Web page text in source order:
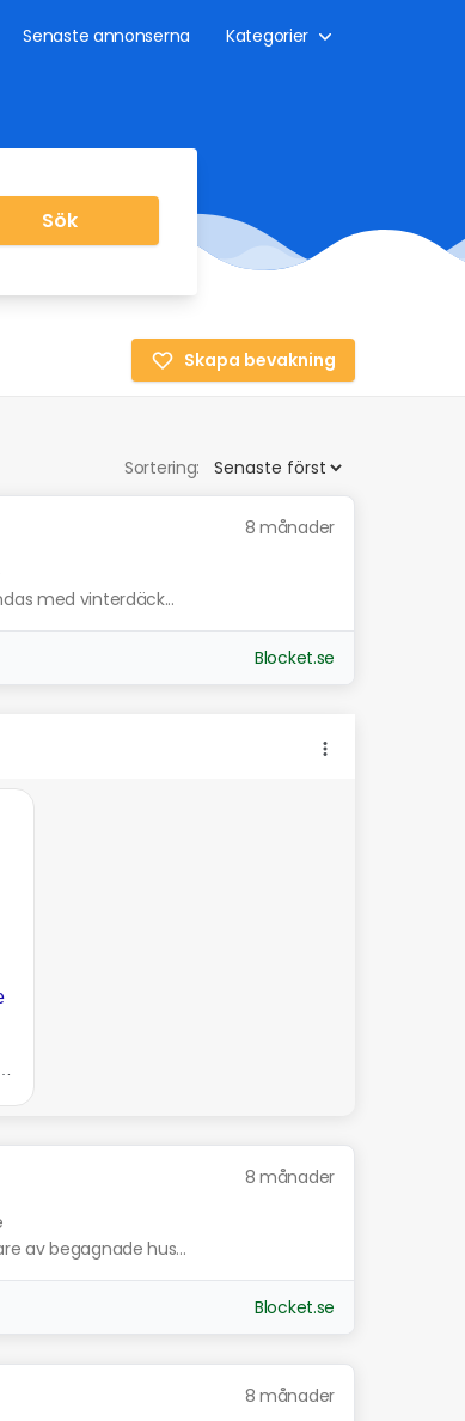
Senaste annonserna Kategorier
Sök
Skapa bevakning
Sortering:
8 månader
med vinterdäck...
Blocket.se
8 månader
av begagnade hus...
Blocket.se
8 månader